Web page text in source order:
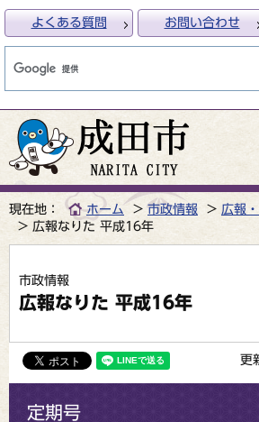
よくある質問 お問い合わせ
現在地： ホーム 市政情報 広報
広報なりた 平成16年
市政情報
広報なりた 平成16年
更
定期号